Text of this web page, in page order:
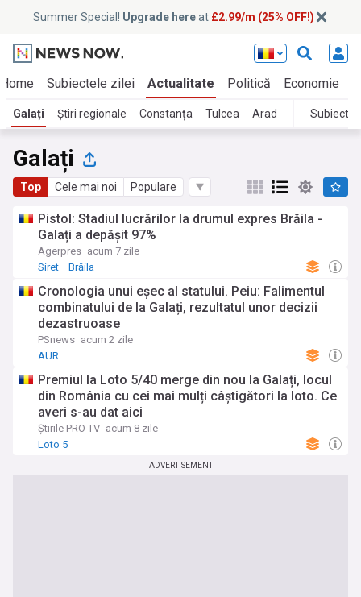
Summer Special! Upgrade hereat £2.99/m (25% OFF!)
Home Subiectele zilei Actualitate Politică Economie
Galați Știri regionale Constanța Tulcea Arad Subiecte
Galați
Top Cele mai noi Populare
Pistol: Stadiul lucrărilor la drumul expres Brăila -
Galați a depășit 97%
Agerpres acum 7 zile
Siret
Brăila
Cronologia unui eșec al statului. Peiu: Falimentul
combinatului de la Galați, rezultatul unor decizii
dezastruoase
PSnews acum 2 zile
AUR
Premiul la Loto 5/40 merge din nou la Galați, locul
din România cu cei mai mulți câștigători la loto. Ce
averi s-au dat aici
Știrile PRO TV acum 8 zile
Loto 5
ADVERTISEMENT